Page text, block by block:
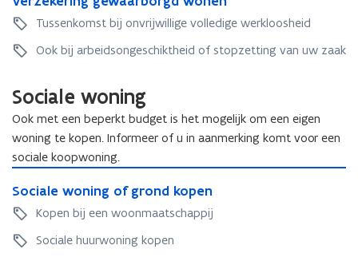
)
e
e
o
n
n
g
o
r
e
e
w
o
n
i
n
r
e
r
i
n
g
g
e
a
a
e
z
e
r
i
n
g
g
e
w
a
Tussenkomst bij onvrijwillige volledige werkloosheid
Ook bij arbeidsongeschiktheid of stopzetting van uw zaak
Sociale woning
Ook met een beperkt budget is het mogelijk om een eigen
woning te kopen. Informeer of u in aanmerking komt voor een
sociale koopwoning.
o
c
a
Sociale woning of grond kopen
S
o
i
Kopen bij een woonmaatschappij
Sociale huurwoning kopen